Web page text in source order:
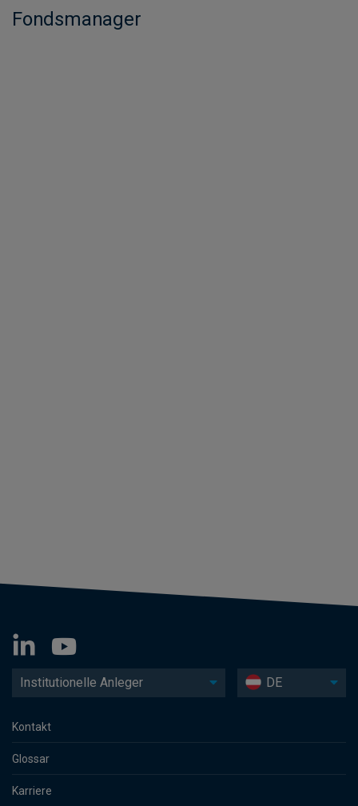
Fondsmanager​​​​​​​​​​​​​​​​​​​​
Institutionelle Anleger DE
Kontakt
Glossar
Karriere